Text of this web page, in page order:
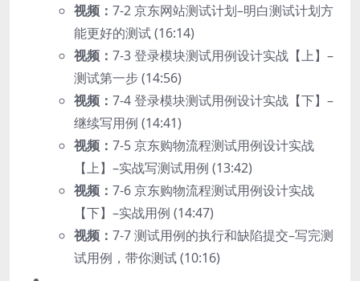
视频： 7-2 京东网站测试计划–明白测试计划方
能更好的测试 (16:14)
视频： 7-3 登录模块测试用例设计实战【上】–
测试第一步 (14:56)
视频： 7-4 登录模块测试用例设计实战【下】–
继续写用例 (14:41)
视频： 7-5 京东购物流程测试用例设计实战
【上】–实战写测试用例 (13:42)
视频： 7-6 京东购物流程测试用例设计实战
【下】–实战用例 (14:47)
视频： 7-7 测试用例的执行和缺陷提交–写完测
试用例，带你测试 (10:16)